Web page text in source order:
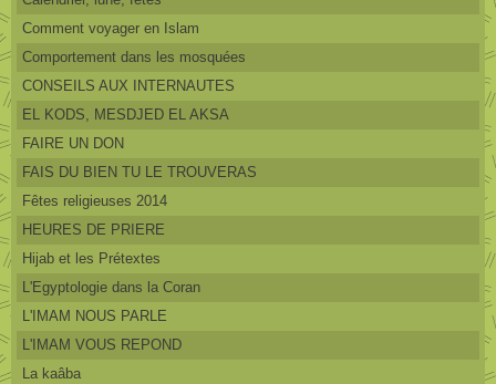
Comment voyager en Islam
Comportement dans les mosquées
CONSEILS AUX INTERNAUTES
EL KODS, MESDJED EL AKSA
FAIRE UN DON
FAIS DU BIEN TU LE TROUVERAS
Fêtes religieuses 2014
HEURES DE PRIERE
Hijab et les Prétextes
L'Egyptologie dans la Coran
L'IMAM NOUS PARLE
L'IMAM VOUS REPOND
La kaâba